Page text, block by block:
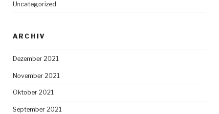
Uncategorized
ARCHIV
Dezember 2021
November 2021
Oktober 2021
September 2021